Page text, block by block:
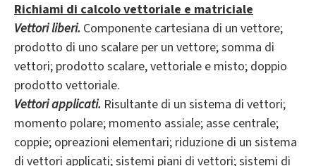
Richiami di calcolo vettoriale e matriciale
Vettori liberi. Componente cartesiana di un vettore;
prodotto di uno scalare per un vettore; somma di
vettori; prodotto scalare, vettoriale e misto; doppio
prodotto vettoriale.
Vettori applicati. Risultante di un sistema di vettori;
momento polare; momento assiale; asse centrale;
coppie; opreazioni elementari; riduzione di un sistema
di vettori applicati; sistemi piani di vettori; sistemi di